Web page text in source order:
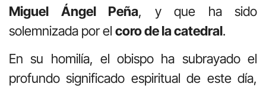
Miguel Ángel Peña, y que ha sido
solemnizada por el coro de la catedral.
En su homilía, el obispo ha subrayado el
profundo significado espiritual de este día,